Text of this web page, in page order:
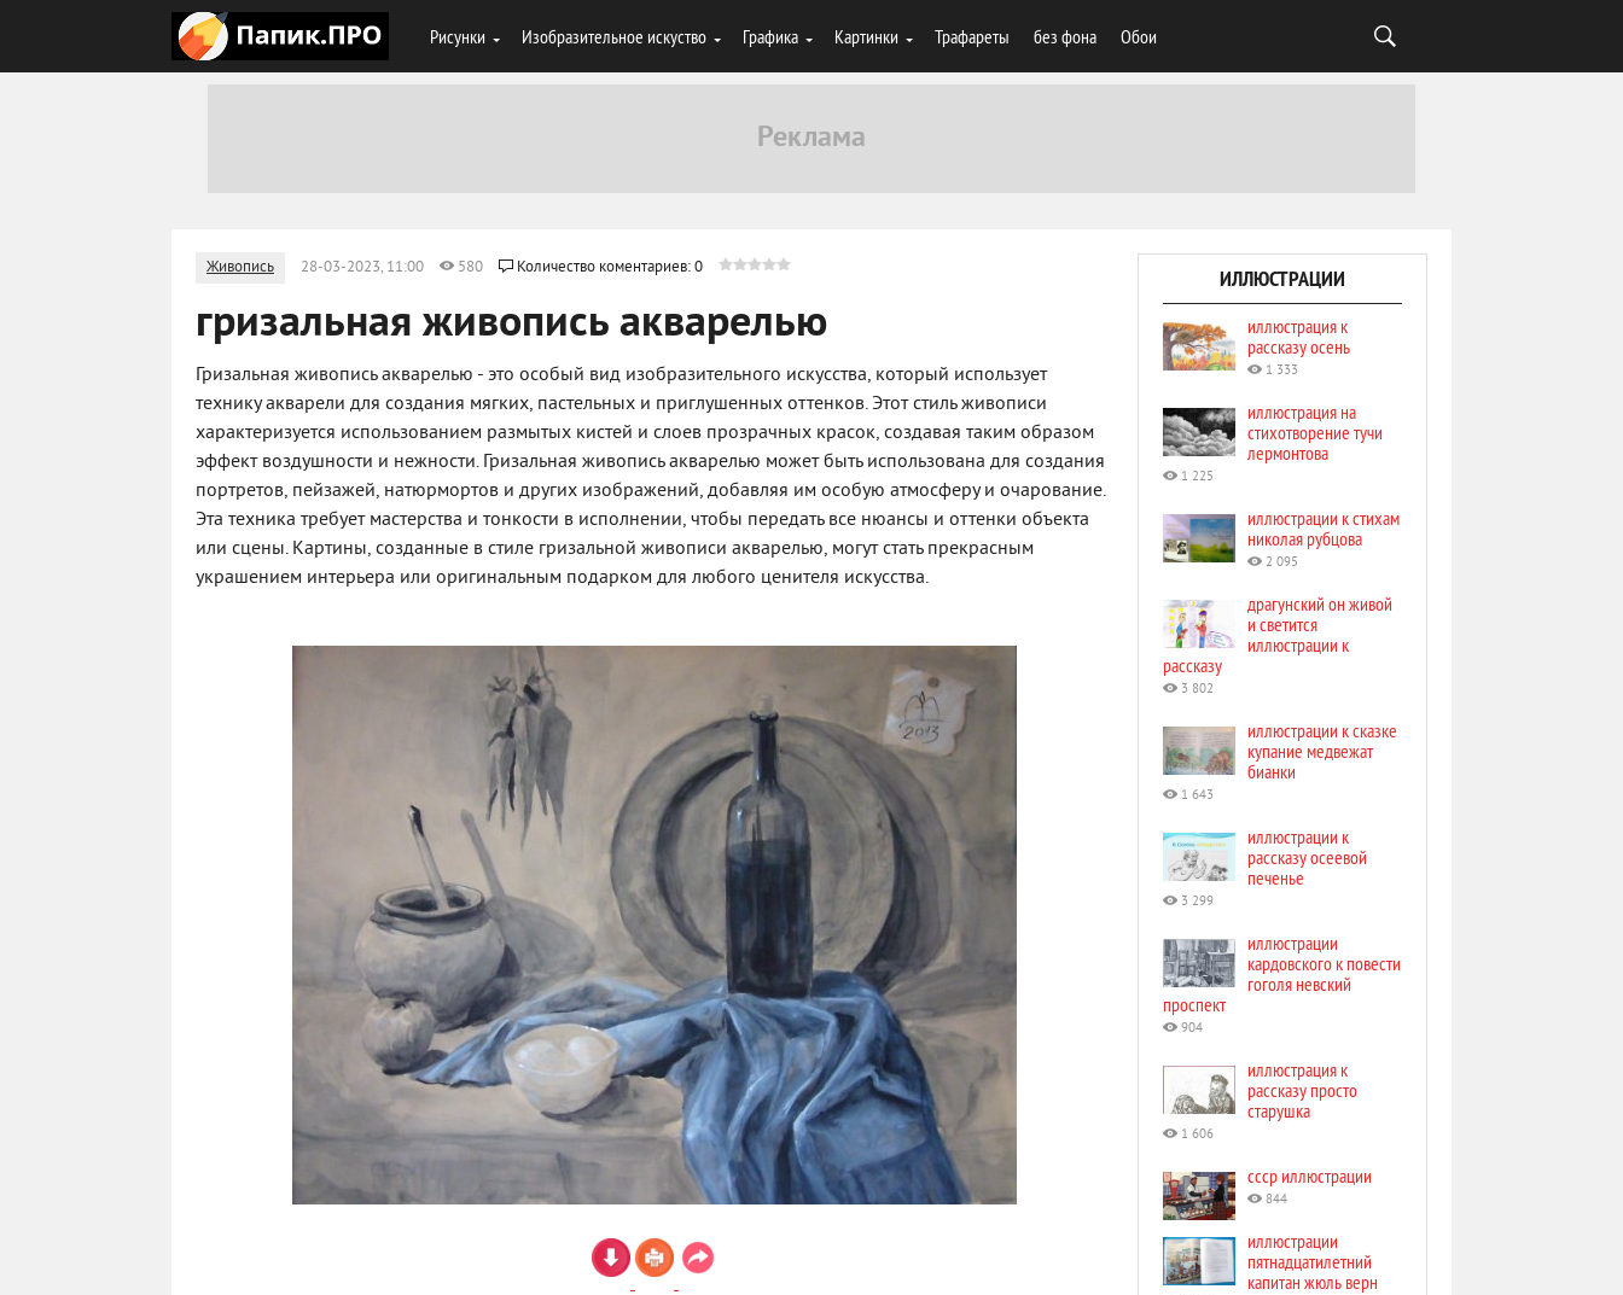
Рисунки Изобразительное искуство Графика Картинки Трафареты без фона Обои
Живопись 28-03-2023, 11:00 580 Количество коментариев: 0
гризальная живопись акварелью
Гризальная живопись акварелью - это особый вид изобразительного искусства, который использует
технику акварели для создания мягких, пастельных и приглушенных оттенков. Этот стиль живописи
характеризуется использованием размытых кистей и слоев прозрачных красок, создавая таким образом
эффект воздушности и нежности. Гризальная живопись акварелью может быть использована для создания
портретов, пейзажей, натюрмортов и других изображений, добавляя им особую атмосферу и очарование.
Эта техника требует мастерства и тонкости в исполнении, чтобы передать все нюансы и оттенки объекта
или сцены. Картины, созданные в стиле гризальной живописи акварелью, могут стать прекрасным
украшением интерьера или оригинальным подарком для любого ценителя искусства.
ИЛЛЮСТРАЦИИ
иллюстрация к
рассказу осень
1 333
иллюстрация на
стихотворение тучи
лермонтова
1 225
иллюстрации к стихам
николая рубцова
2 095
драгунский он живой
и светится
иллюстрации к
рассказу
3 802
иллюстрации к сказке
купание медвежат
бианки
1 643
иллюстрации к
рассказу осеевой
печенье
3 299
иллюстрации
кардовского к повести
гоголя невский
проспект
904
иллюстрация к
рассказу просто
старушка
1 606
ссср иллюстрации
844
иллюстрации
пятнадцатилетний
капитан жюль верн